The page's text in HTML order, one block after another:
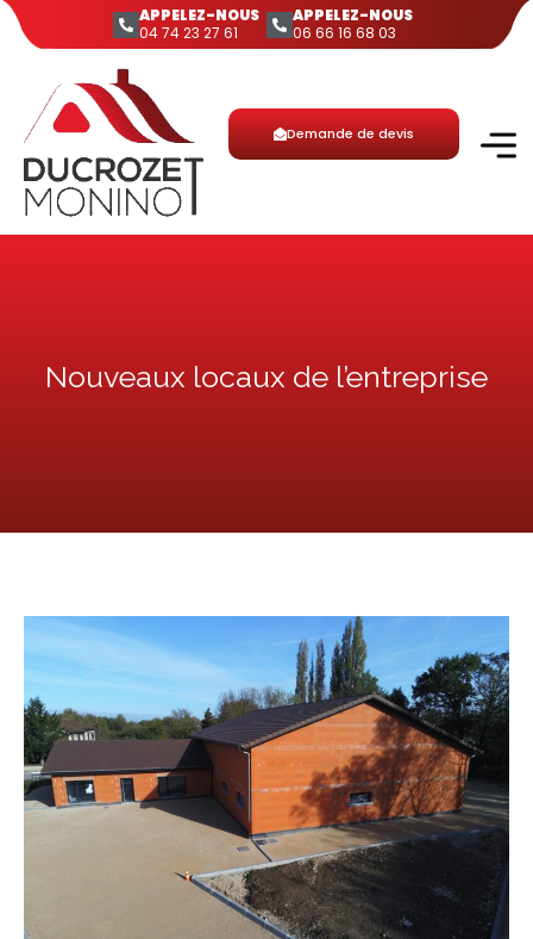
APPELEZ-NOUS
04 74 23 27 61
APPELEZ-NOUS
06 66 16 68 03
Demande de devis
Nouveaux locaux de l’entreprise